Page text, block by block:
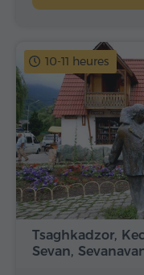
10-11 heures
Tsaghkadzor,
Sevan,